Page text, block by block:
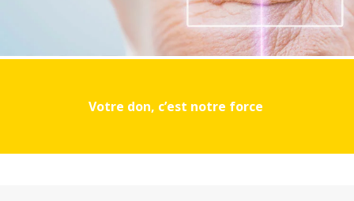
Votre don, c’est notre force